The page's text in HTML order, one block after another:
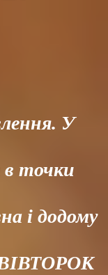
У
точки
і додому
ВІВТОРОК